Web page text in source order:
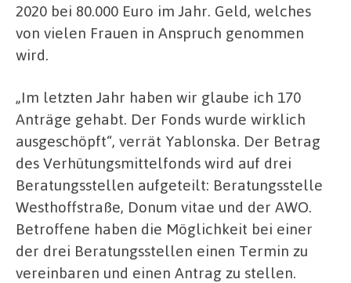
2020 bei 80.000 Euro im Jahr. Geld, welches
von vielen Frauen in Anspruch genommen
wird.
„Im letzten Jahr haben wir glaube ich 170
Anträge gehabt. Der Fonds wurde wirklich
ausgeschöpft“, verrät Yablonska. Der Betrag
des Verhütungsmittelfonds wird auf drei
Beratungsstellen aufgeteilt: Beratungsstelle
Westhoffstraße, Donum vitae und der AWO.
Betroffene haben die Möglichkeit bei einer
der drei Beratungsstellen einen Termin zu
vereinbaren und einen Antrag zu stellen.